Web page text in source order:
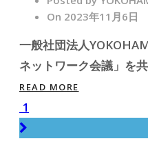
On 2023年11月6日
一般社団法人
ネットワーク会議」を
READ MORE
1